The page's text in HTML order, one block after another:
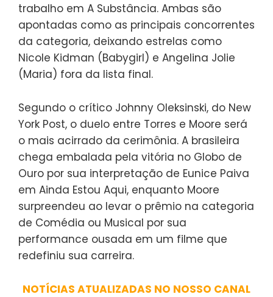
trabalho em A Substância. Ambas são
apontadas como as principais concorrentes
da categoria, deixando estrelas como
Nicole Kidman (Babygirl) e Angelina Jolie
(Maria) fora da lista final.
Segundo o crítico Johnny Oleksinski, do New
York Post, o duelo entre Torres e Moore será
o mais acirrado da cerimônia. A brasileira
chega embalada pela vitória no Globo de
Ouro por sua interpretação de Eunice Paiva
em Ainda Estou Aqui, enquanto Moore
surpreendeu ao levar o prêmio na categoria
de Comédia ou Musical por sua
performance ousada em um filme que
redefiniu sua carreira.
NOTÍCIAS ATUALIZADAS NO NOSSO CANAL